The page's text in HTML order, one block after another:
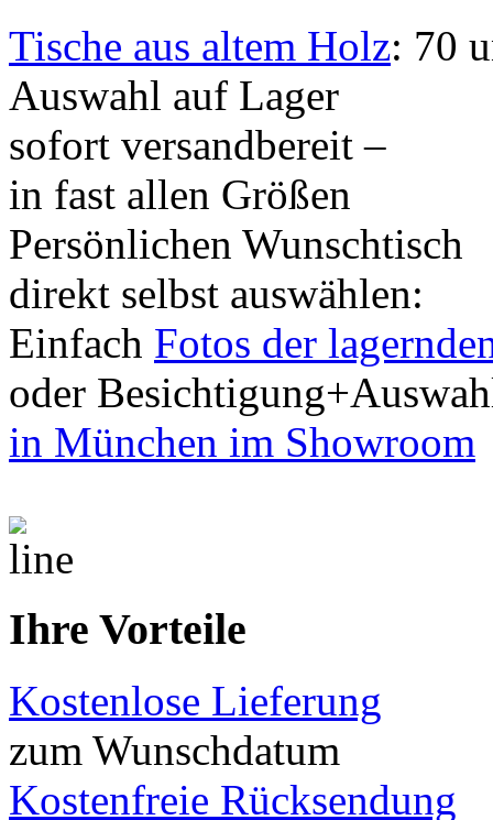
Tische aus altem Holz: 70
Auswahl auf Lager
sofort versandbereit –
in fast allen Größen
Persönlichen Wunschtisch
direkt selbst auswählen:
Einfach Fotos der
oder
in München im Showroom
Ihre Vorteile
Kostenlose Lieferung
zum Wunschdatum
Kostenfreie Rücksendung